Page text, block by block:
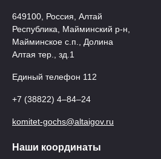
649100, Россия, Алтай
Республика, Майминский р-н,
Майминское с.п., Долина
Алтая тер., зд.1
Единый телефон 112
+7 (38822) 4‒84‒24
komitet-gochs@altaigov.ru
Наши координаты